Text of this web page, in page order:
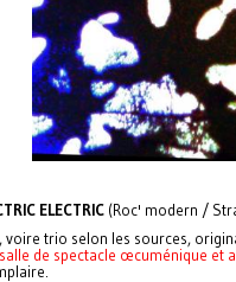
ELECTRIC (Roc' modern /
voire trio selon les sources,
salle de spectacle œcuménique et